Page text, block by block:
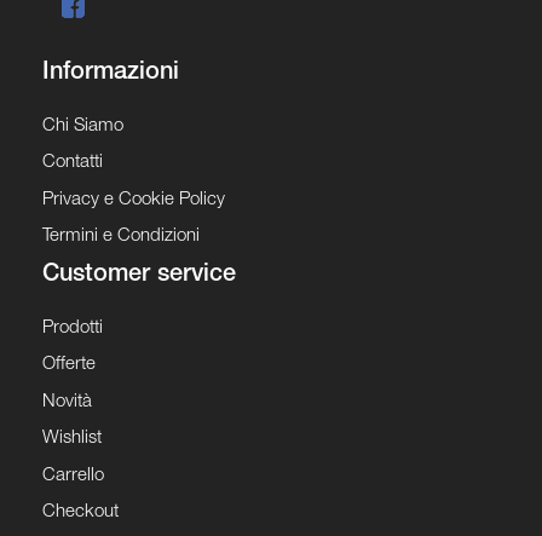
Informazioni
Chi Siamo
Contatti
Privacy e Cookie Policy
Termini e Condizioni
Customer service
Prodotti
Offerte
Novità
Wishlist
Carrello
Checkout